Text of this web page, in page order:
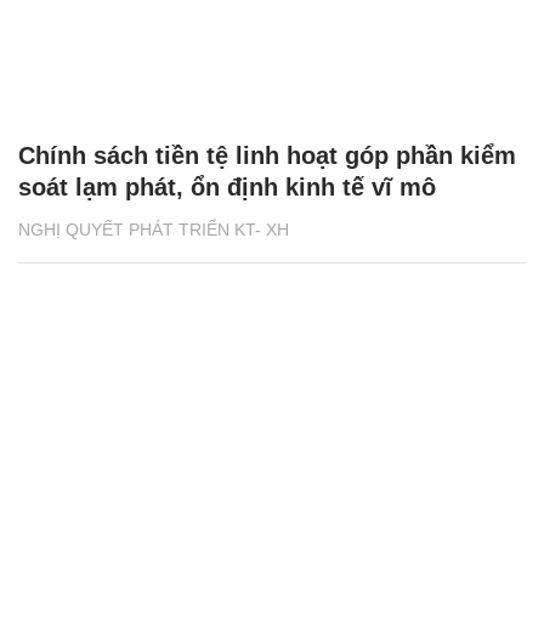
NGHỊ QUYẾT PHÁT TRIỂN KT- XH
Chính sách tiền tệ linh hoạt góp phần kiểm
soát lạm phát, ổn định kinh tế vĩ mô